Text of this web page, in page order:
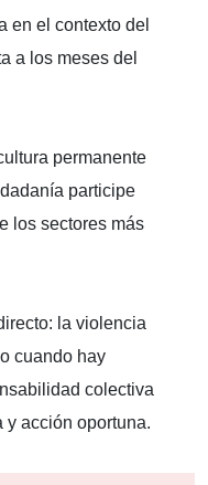
en el contexto del
a los meses del
permanente
participe
los sectores más
la violencia
cuando hay
colectiva
y acción oportuna.